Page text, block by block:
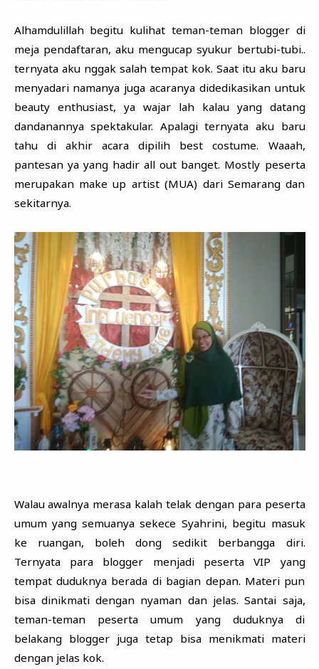
Alhamdulillah begitu kulihat teman-teman blogger di
meja pendaftaran, aku mengucap syukur bertubi-tubi..
ternyata aku nggak salah tempat kok. Saat itu aku baru
menyadari namanya juga acaranya didedikasikan untuk
beauty enthusiast, ya wajar lah kalau yang datang
dandanannya spektakular. Apalagi ternyata aku baru
tahu di akhir acara dipilih best costume. Waaah,
pantesan ya yang hadir all out banget. Mostly peserta
merupakan make up artist (MUA) dari Semarang dan
sekitarnya.
Walau awalnya merasa kalah telak dengan para peserta
umum yang semuanya sekece Syahrini, begitu masuk
ke ruangan, boleh dong sedikit berbangga diri.
Ternyata para blogger menjadi peserta VIP yang
tempat duduknya berada di bagian depan. Materi pun
bisa dinikmati dengan nyaman dan jelas. Santai saja,
teman-teman peserta umum yang duduknya di
belakang blogger juga tetap bisa menikmati materi
dengan jelas kok.